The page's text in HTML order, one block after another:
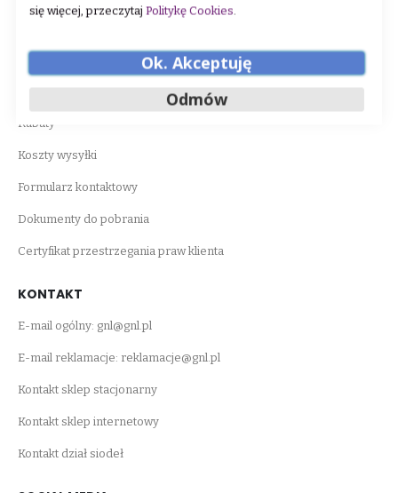
Polityka prywatności
Sklep stacjonarny
STREFA KLIENTA
Rabaty
Koszty wysyłki
Formularz kontaktowy
Dokumenty do pobrania
Certyfikat przestrzegania praw klienta
KONTAKT
E-mail ogólny: gnl@gnl.pl
E-mail reklamacje: reklamacje@gnl.pl
Kontakt sklep stacjonarny
Kontakt sklep internetowy
Kontakt dział siodeł
się więcej, przeczytaj Politykę Cookies.
Ok. Akceptuję
Odmów